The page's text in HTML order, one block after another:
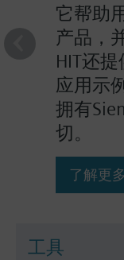
它帮助
产品，
HIT还提
应用示
拥有
切。
了解更多
工具